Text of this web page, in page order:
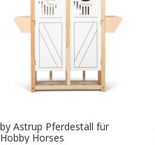
In den
by Astrup Pferdestall für
Hobby Horses